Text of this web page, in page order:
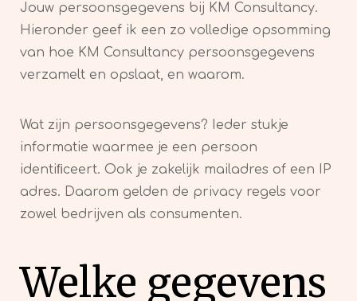
Jouw persoonsgegevens bij KM Consultancy.
Hieronder geef ik een zo volledige opsomming
van hoe KM Consultancy persoonsgegevens
verzamelt en opslaat, en waarom.
Wat zijn persoonsgegevens? Ieder stukje
informatie waarmee je een persoon
identiﬁceert. Ook je zakelijk mailadres of een IP
adres. Daarom gelden de privacy regels voor
zowel bedrijven als consumenten.
Welke gegevens